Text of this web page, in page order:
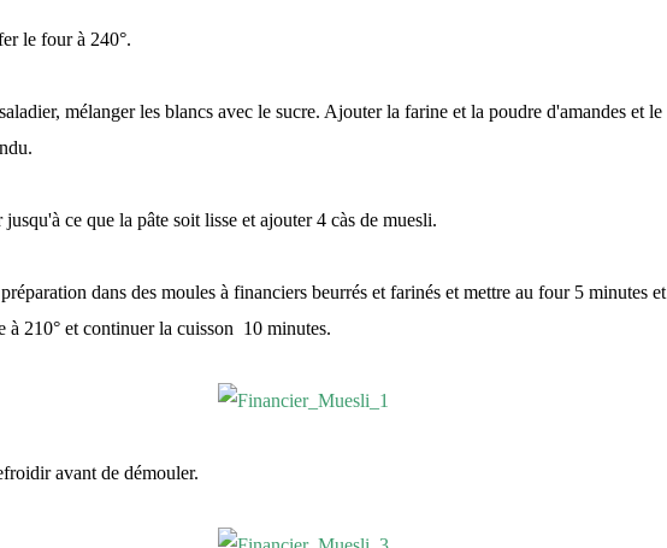
le four à 240°.
mélanger les blancs avec le sucre. Ajouter la farine et la poudre d'amandes et le
ce que la pâte soit lisse et ajouter 4 càs de muesli.
dans des moules à financiers beurrés et farinés et mettre au four 5 minutes et
à 210° et continuer la cuisson 10 minutes.
avant de démouler.